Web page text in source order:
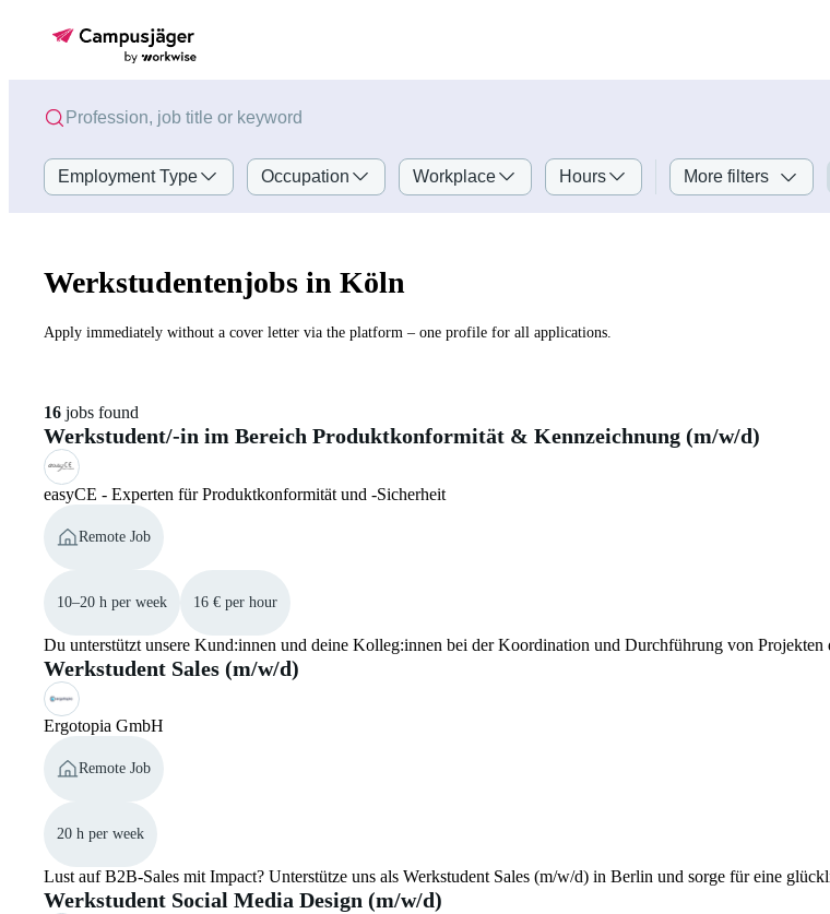
Employment Type Occupation Workplace Hours More filters
Werkstudentenjobs in Köln
Apply immediately without a cover letter via the platform – one profile for all applications.
16 jobs found
Werkstudent/-in im Bereich Produktkonformität & Kennzeichnung (m/w/d)
easyCE - Experten für Produktkonformität und -Sicherheit
Remote Job
10–20 h per week 16 € per hour
Du unterstützt unsere Kund:innen und deine Kolleg:innen bei der Koordination und Durchführung von
Werkstudent Sales (m/w/d)
Ergotopia GmbH
Remote Job
20 h per week
Lust auf B2B-Sales mit Impact? Unterstütze uns als Werkstudent Sales (m/w/d) in Berlin und sorge für eine
Werkstudent Social Media Design (m/w/d)